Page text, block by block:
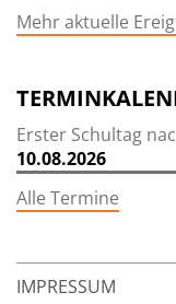
Mehr aktuelle
Erster Schultag
10.08.2026
Alle Termine
IMPRESSUM